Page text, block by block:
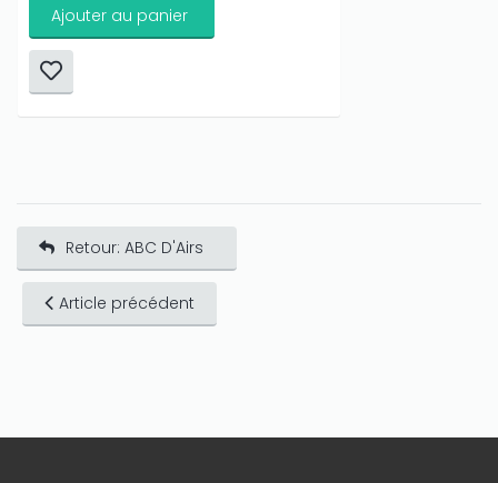
Ajouter au panier
Retour: ABC D'Airs
Article précédent